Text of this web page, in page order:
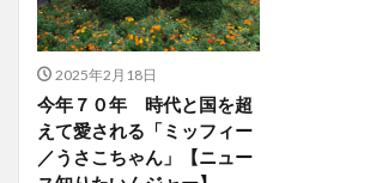
2025年2月18日
今年７０年 時代と国を超
えて愛される「ミッフィー
／うさこちゃん」【ニュー